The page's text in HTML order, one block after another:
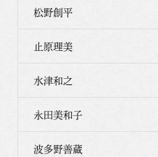
松野創平
止原理美
水津和之
永田美和子
波多野善蔵